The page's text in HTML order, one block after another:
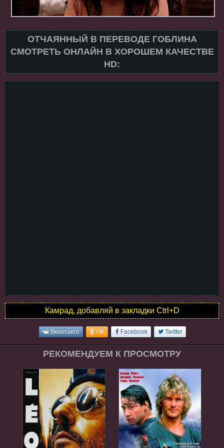
ОТЧАЯННЫЙ В ПЕРЕВОДЕ ГОБЛИНА
СМОТРЕТЬ ОНЛАЙН В ХОРОШЕМ КАЧЕСТВЕ
HD:
Камрад, добавляй в закладки Ctrl+D
Вконтакте OK Facebook Twitter
РЕКОМЕНДУЕМ К ПРОСМОТРУ